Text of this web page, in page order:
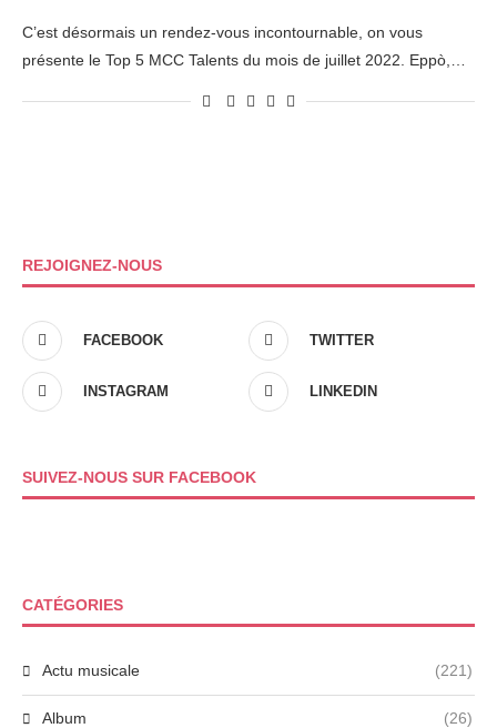
C’est désormais un rendez-vous incontournable, on vous
présente le Top 5 MCC Talents du mois de juillet 2022. Eppò,…
REJOIGNEZ-NOUS
FACEBOOK TWITTER
INSTAGRAM LINKEDIN
SUIVEZ-NOUS SUR FACEBOOK
CATÉGORIES
Actu musicale (221)
Album (26)